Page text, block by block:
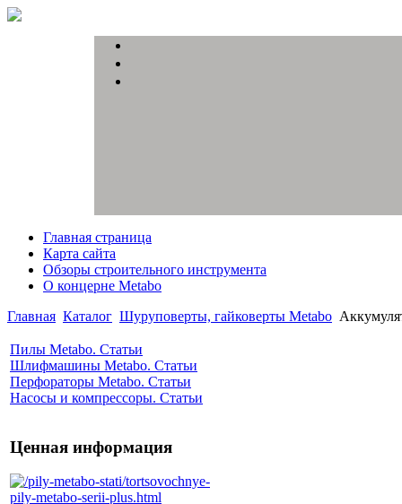
Главная страница
Карта сайта
Обзоры строительного инструмента
О концерне Metabo
Главная Каталог Шуруповерты, гайковерты Metabo
Пилы Metabo. Статьи
Шлифмашины Metabo. Статьи
Перфораторы Metabo. Статьи
Насосы и компрессоры. Статьи
Ценная информация